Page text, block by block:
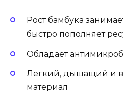
Рост бамбука
быстро пополняет
Обладает
Легкий, дышащий и
материал